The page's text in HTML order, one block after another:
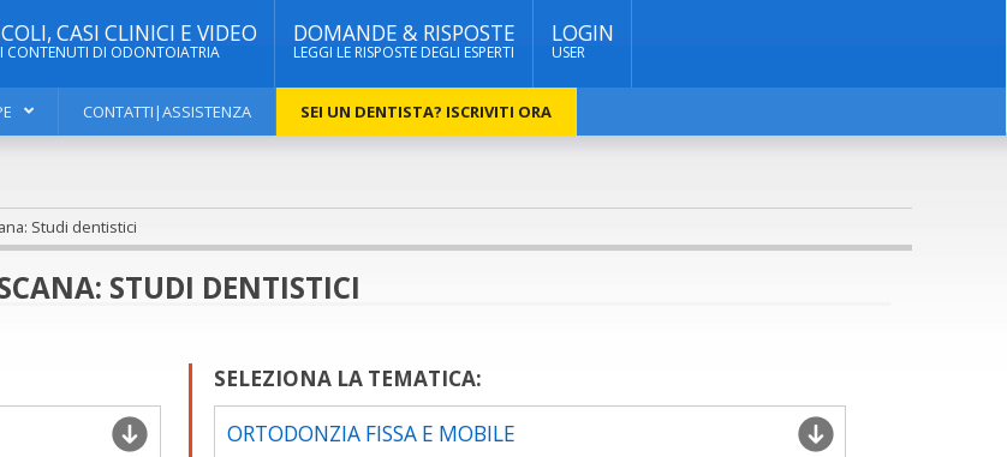
CASI CLINICI E VIDEO
CONTENUTI DI ODONTOIATRIA
DOMANDE & RISPOSTE
LEGGI LE RISPOSTE DEGLI ESPERTI
LOGIN
USER
CONTATTI|ASSISTENZA SEI UN DENTISTA? ISCRIVITI ORA
Studi dentistici
STUDI DENTISTICI
SELEZIONA LA TEMATICA:
ORTODONZIA FISSA E MOBILE